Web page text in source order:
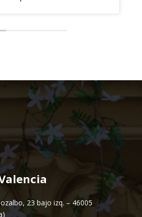
23 bajo izq. – 46005